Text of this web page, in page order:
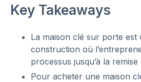
Key Takeaways
La maison clé sur porte est
construction où
processus jusqu’à la remise
Pour acheter une maison